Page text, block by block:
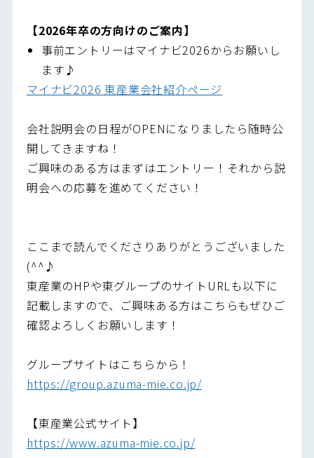
【2026年卒の方向けのご案内】
事前エントリーはマイナビ2026からお願いし
ます♪
マイナビ2026 東産業会社紹介ページ
会社説明会の日程がOPENになりましたら随時公
開してきますね！
ご興味のある方はまずはエントリー！それから説
明会への応募を進めてください！
ここまで読んでくださりありがとうございました
(^^♪
東産業のHPや東グループのサイトURLも以下に
記載しますので、ご興味ある方はこちらもぜひご
確認よろしくお願いします！
グループサイトはこちらから！
https://group.azuma-mie.co.jp/
【東産業公式サイト】
https://www.azuma-mie.co.jp/